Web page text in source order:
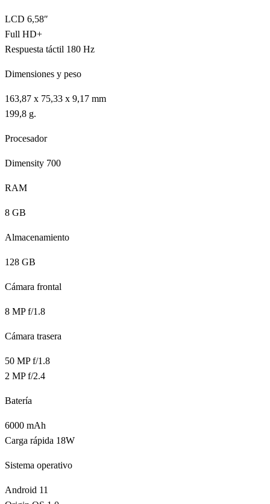
LCD 6,58″
Full HD+
Respuesta táctil 180 Hz
Dimensiones y peso
163,87 x 75,33 x 9,17 mm
199,8 g.
Procesador
Dimensity 700
RAM
8 GB
Almacenamiento
128 GB
Cámara frontal
8 MP f/1.8
Cámara trasera
50 MP f/1.8
2 MP f/2.4
Batería
6000 mAh
Carga rápida 18W
Sistema operativo
Android 11